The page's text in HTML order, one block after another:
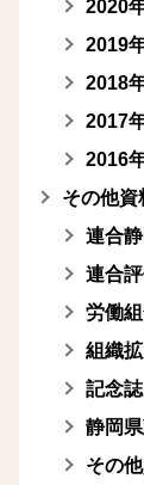
2020
2019
2018
2017
2016
その他資
連合
連合
労働
組織
記念誌
静岡
その